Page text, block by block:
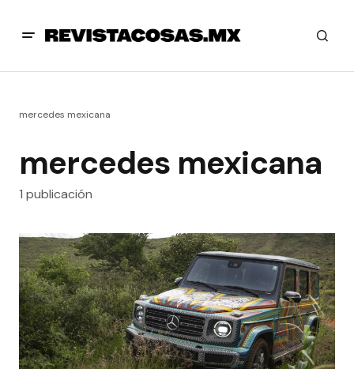
mercedes mexicana
mercedes mexicana
1 publicación